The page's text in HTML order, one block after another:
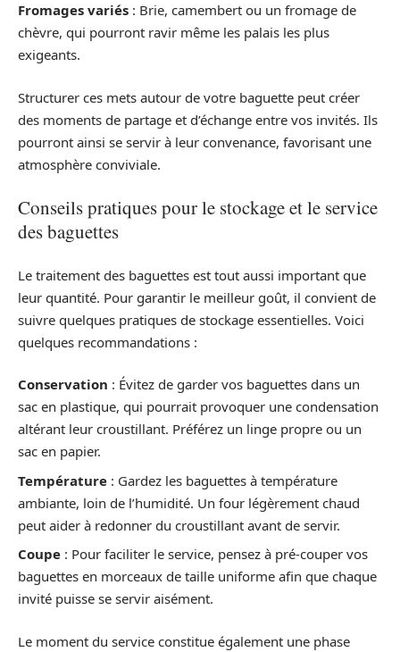
Fromages variés : Brie, camembert ou un fromage de
chèvre, qui pourront ravir même les palais les plus
exigeants.
Structurer ces mets autour de votre baguette peut créer
des moments de partage et d’échange entre vos invités. Ils
pourront ainsi se servir à leur convenance, favorisant une
atmosphère conviviale.
Conseils pratiques pour le stockage et le service
des baguettes
Le traitement des baguettes est tout aussi important que
leur quantité. Pour garantir le meilleur goût, il convient de
suivre quelques pratiques de stockage essentielles. Voici
quelques recommandations :
Conservation : Évitez de garder vos baguettes dans un
sac en plastique, qui pourrait provoquer une condensation
altérant leur croustillant. Préférez un linge propre ou un
sac en papier.
Température : Gardez les baguettes à température
ambiante, loin de l’humidité. Un four légèrement chaud
peut aider à redonner du croustillant avant de servir.
Coupe : Pour faciliter le service, pensez à pré-couper vos
baguettes en morceaux de taille uniforme afin que chaque
invité puisse se servir aisément.
Le moment du service constitue également une phase